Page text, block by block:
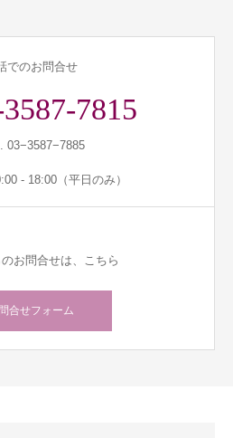
でのお問合せ
7815
03−3587−7885
- 18:00（平日のみ）
お問合せは、こちら
合せフォーム